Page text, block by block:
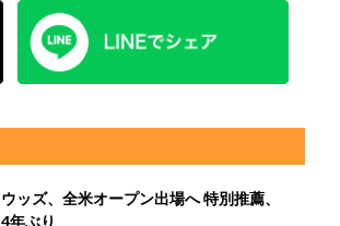
ウッズ、全米オープン出場へ 特別推薦、
4年ぶり